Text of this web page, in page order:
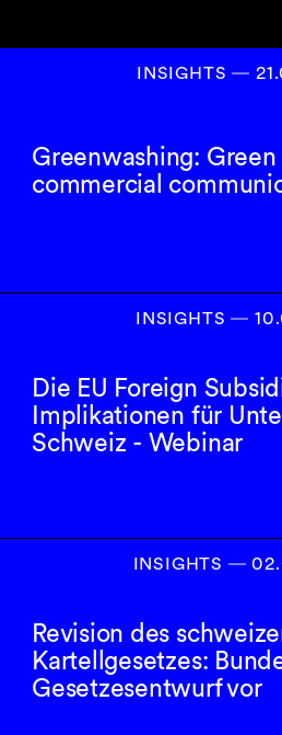
INSIGHTS―
Greenwashing:
commercial
INSIGHTS―
Die EU Foreign
Implikationen für
Schweiz - Webinar
INSIGHTS ―
Revision des
Kartellgesetzes:
Gesetzesentwurf vor